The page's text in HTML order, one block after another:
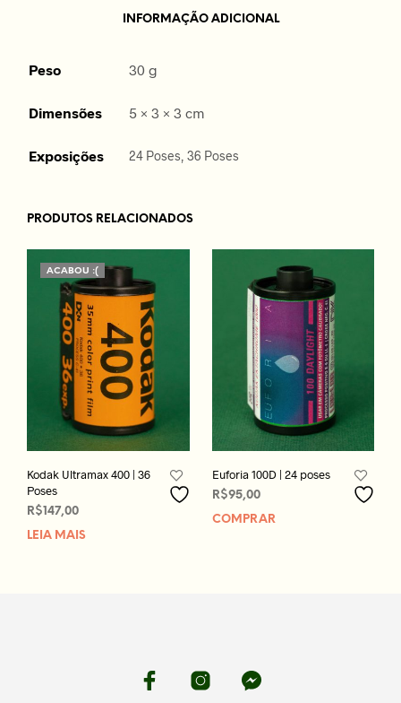
INFORMAÇÃO ADICIONAL
Peso 30 g
Dimensões 5 × 3 × 3 cm
Exposições 24 Poses, 36 Poses
PRODUTOS RELACIONADOS
ACABOU :(
Kodak Ultramax 400 | 36
Poses
R$ 147,00
LEIA MAIS
Euforia 100D | 24 poses
R$95,00
COMPRAR